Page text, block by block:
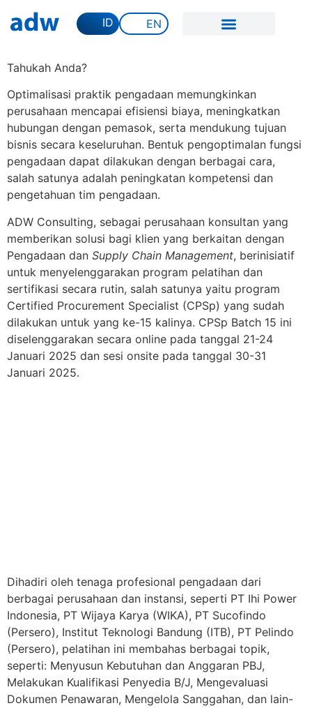
ID EN
Tahukah Anda?
Optimalisasi praktik pengadaan memungkinkan
perusahaan mencapai efisiensi biaya, meningkatkan
hubungan dengan pemasok, serta mendukung tujuan
bisnis secara keseluruhan. Bentuk pengoptimalan fungsi
pengadaan dapat dilakukan dengan berbagai cara,
salah satunya adalah peningkatan kompetensi dan
pengetahuan tim pengadaan.
ADW Consulting, sebagai perusahaan konsultan yang
memberikan solusi bagi klien yang berkaitan dengan
Pengadaan dan Supply Chain Management, berinisiatif
untuk menyelenggarakan program pelatihan dan
sertifikasi secara rutin, salah satunya yaitu program
Certified Procurement Specialist (CPSp) yang sudah
dilakukan untuk yang ke-15 kalinya. CPSp Batch 15 ini
diselenggarakan secara online pada tanggal 21-24
Januari 2025 dan sesi onsite pada tanggal 30-31
Januari 2025.
Dihadiri oleh tenaga profesional pengadaan dari
berbagai perusahaan dan instansi, seperti PT Ihi Power
Indonesia, PT Wijaya Karya (WIKA), PT Sucofindo
(Persero), Institut Teknologi Bandung (ITB), PT Pelindo
(Persero), pelatihan ini membahas berbagai topik,
seperti: Menyusun Kebutuhan dan Anggaran PBJ,
Melakukan Kualifikasi Penyedia B/J, Mengevaluasi
Dokumen Penawaran, Mengelola Sanggahan, dan lain-